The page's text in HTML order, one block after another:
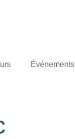
Événements